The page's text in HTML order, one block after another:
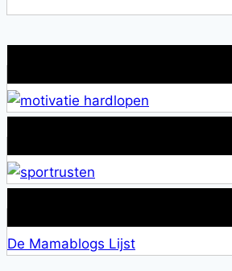
De Mamablogs Lijst